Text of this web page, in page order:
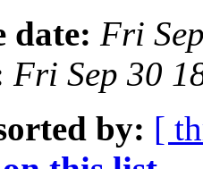
date: Fri
Fri Sep 30
by: [